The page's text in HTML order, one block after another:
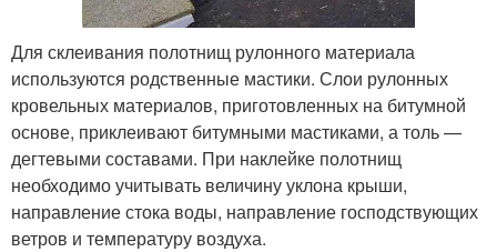
Для склеивания полотнищ рулонного материала
используются родственные мастики. Слои рулонных
кровельных материалов, приготовленных на битумной
основе, приклеивают битумными мастиками, а толь —
дегтевыми составами. При наклейке полотнищ
необходимо учитывать величину уклона крыши,
направление стока воды, направление господствующих
ветров и температуру воздуха.